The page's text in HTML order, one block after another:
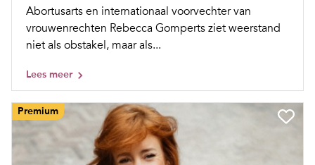
Abortusarts en internationaal voorvechter van
vrouwenrechten Rebecca Gomperts ziet weerstand
niet als obstakel, maar als...
Lees meer
Premium